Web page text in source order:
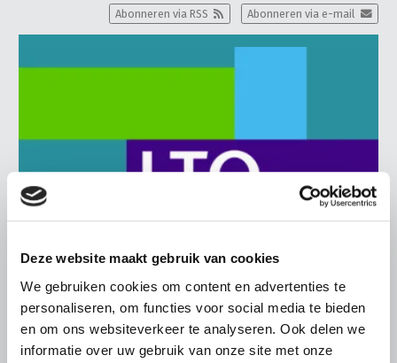
Deze website maakt gebruik van cookies
We gebruiken cookies om content en advertenties te
personaliseren, om functies voor social media te bieden
en om ons websiteverkeer te analyseren. Ook delen we
informatie over uw gebruik van onze site met onze
Abonneren via e-mail
Abonneren via RSS
BELANGRIJKE INFORMATIE
6 AUGUSTUS 2026